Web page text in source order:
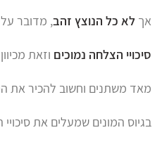
אך לא כל הנוצץ זהב, מדובר על
סיכויי הצלחה נמוכים וזאת
מאד משתנים וחשוב להכיר את
בגיוס המונים שמעלים את